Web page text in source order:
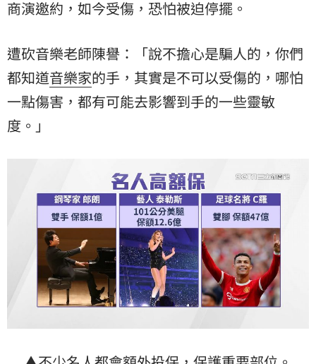
商演邀約，如今受傷，恐怕被迫停擺。
遭砍音樂老師陳譽：「說不擔心是騙人的，你們
都知道音樂家的手，其實是不可以受傷的，哪怕
一點傷害，都有可能去影響到手的一些靈敏
度。」